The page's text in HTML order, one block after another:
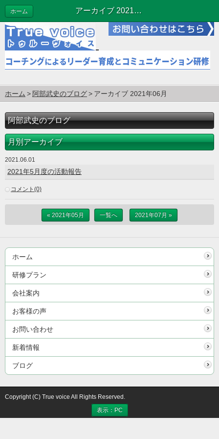
アーカイブ 2021年06月 | 阿部武史のブログ
ホーム
ホーム 阿部武史のブログ アーカイブ 2021年06月
阿部武史のブログ
月別アーカイブ
2021.06.01
2021年5月度の活動報告
コメント(0)
« 2021年05月 一覧へ 2021年07月 »
ホーム
研修プラン
会社案内
お客様の声
お問い合わせ
新着情報
ブログ
Copyright (C) True voice All Rights Reserved.
表示：PC